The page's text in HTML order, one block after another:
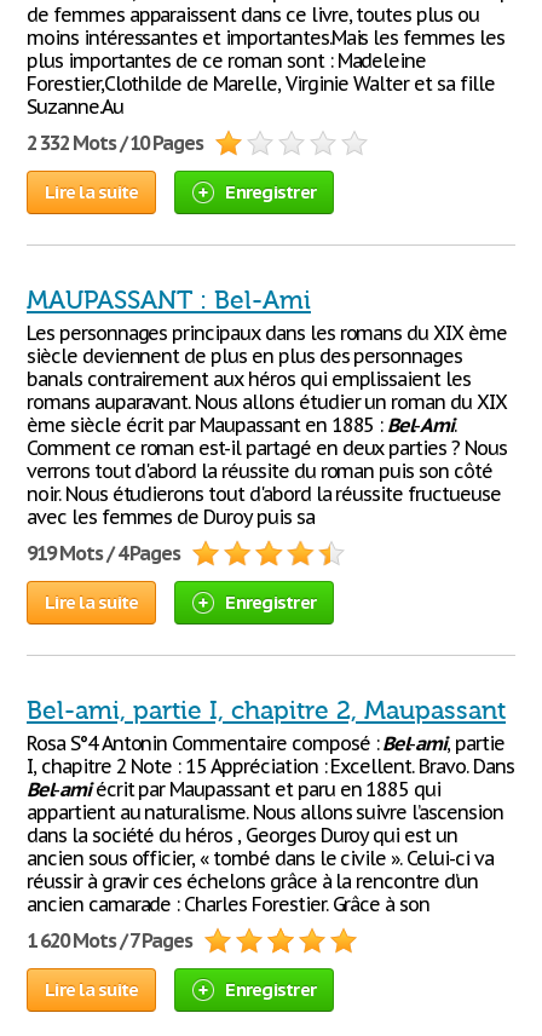
de femmes apparaissent dans ce livre, toutes plus ou
moins intéressantes et importantes.Mais les femmes les
plus importantes de ce roman sont : Madeleine
Forestier,Clothilde de Marelle, Virginie Walter et sa fille
Suzanne.Au
2 332 Mots / 10 Pages
Lire la suite Enregistrer
MAUPASSANT : Bel-Ami
Les personnages principaux dans les romans du XIX ème
siècle deviennent de plus en plus des personnages
banals contrairement aux héros qui emplissaient les
romans auparavant. Nous allons étudier un roman du XIX
ème siècle écrit par Maupassant en 1885 : Bel-Ami.
Comment ce roman est-il partagé en deux parties ? Nous
verrons tout d'abord la réussite du roman puis son côté
noir. Nous étudierons tout d'abord la réussite fructueuse
avec les femmes de Duroy puis sa
919 Mots / 4 Pages
Lire la suite Enregistrer
Bel-ami, partie I, chapitre 2, Maupassant
Rosa S°4 Antonin Commentaire composé :Bel-ami, partie
I, chapitre 2 Note : 15 Appréciation : Excellent. Bravo. Dans
Bel-amiécrit par Maupassant et paru en 1885 qui
appartient au naturalisme. Nous allons suivre l’ascension
dans la société du héros , Georges Duroy qui est un
ancien sous officier, « tombé dans le civile ». Celui-ci va
réussir à gravir ces échelons grâce à la rencontre d’un
ancien camarade : Charles Forestier. Grâce à son
1 620 Mots / 7 Pages
Lire la suite Enregistrer